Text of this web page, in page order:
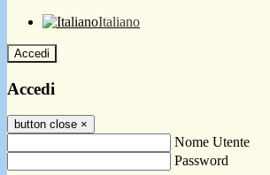
Italiano
Accedi
Accedi
button close ×
Nome Utente
Password